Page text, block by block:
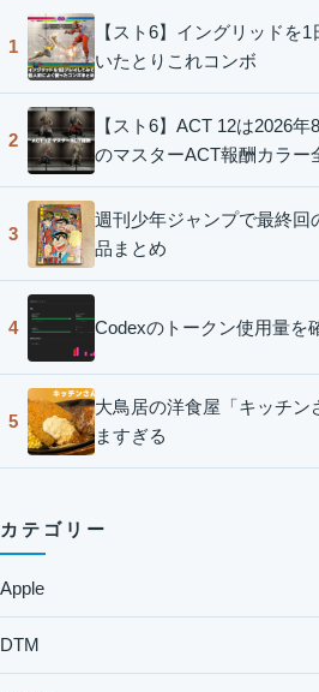
1
【スト6】イングリッドを1
いたとりこれコンボ
2
【スト6】ACT 12は2026年
のマスターACT報酬カラー
3
週刊少年ジャンプで最終回
品まとめ
4 Codexのトークン使用量を
5
大鳥居の洋食屋「キッチン
ますぎる
カテゴリー
Apple
DTM